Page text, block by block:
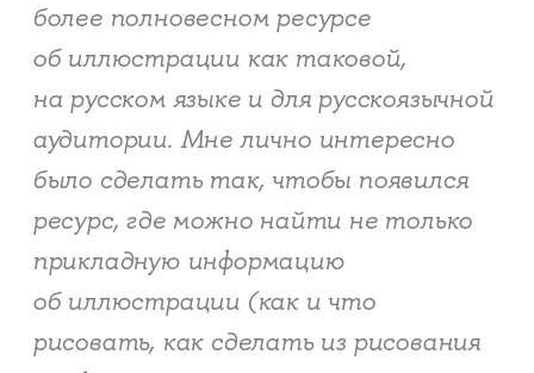
более полновесном ресурсе
об иллюстрации как таковой,
на русском языке и для русскоязычной
аудитории. Мне лично интересно
было сделать так, чтобы появился
ресурс, где можно найти не только
прикладную информацию
об иллюстрации (как и что
рисовать, как сделать из рисования